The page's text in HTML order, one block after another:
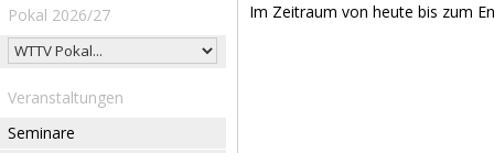
Pokal 2026/27
Veranstaltungen
Seminare
Im Zeitraum von heute bis zum